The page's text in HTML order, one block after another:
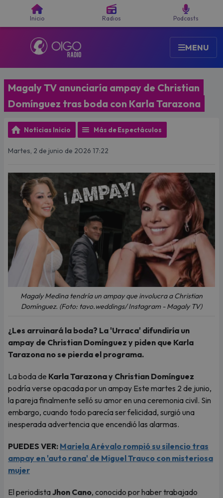
Inicio Radios Podcasts
MENU
Magaly TV anunciaría ampay de Christian
Domínguez tras boda con Karla Tarazona
Noticias Inicio Más de Espectáculos
Martes, 2 de junio de 2026 17:22
Magaly Medina tendría un ampay que involucra a Christian
Domínguez. (Foto: tavo.weddings/ Instagram - Magaly TV)
¿Les arruinará la boda? La 'Urraca' difundiría un
ampay de Christian Domínguez y piden que Karla
Tarazona no se pierda el programa.
La boda de Karla Tarazona y Christian Domínguez
podría verse opacada por un ampay Este martes 2 de junio,
la pareja finalmente selló su amor en una ceremonia civil. Sin
embargo, cuando todo parecía ser felicidad, surgió una
inesperada advertencia que encendió las alarmas.
PUEDES VER: Mariela Arévalo rompió su silencio tras
ampay en 'auto rana' de Miguel Trauco con misteriosa
mujer
El periodistaJhon Cano, conocido por haber trabajado